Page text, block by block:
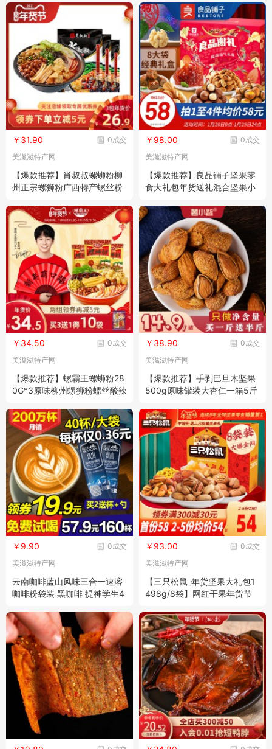
0成交
￥31.90
美滋滋特产网
【爆款推荐】肖叔叔螺蛳粉柳
州正宗螺狮粉广西特产螺丝粉
0成交
￥98.00
美滋滋特产网
【爆款推荐】良品铺子坚果零
食大礼包年货送礼混合坚果小
0成交
￥34.50
美滋滋特产网
【爆款推荐】螺霸王螺蛳粉28
0G*3原味柳州螺狮粉螺丝酸辣
0成交
￥38.90
美滋滋特产网
【爆款推荐】手剥巴旦木坚果
500g原味罐装大杏仁一箱5斤
0成交
￥9.90
美滋滋特产网
云南咖啡蓝山风味三合一速溶
咖啡粉袋装 黑咖啡 提神学生4
0成交
￥93.00
美滋滋特产网
【三只松鼠_年货坚果大礼包1
498g/8袋】网红干果年货节